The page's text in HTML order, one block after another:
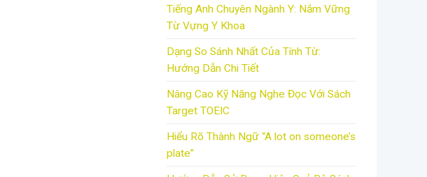
Tiếng Anh Chuyên Ngành Y: Nắm Vững
Từ Vựng Y Khoa
Dạng So Sánh Nhất Của Tính Từ:
Hướng Dẫn Chi Tiết
Nâng Cao Kỹ Năng Nghe Đọc Với Sách
Target TOEIC
Hiểu Rõ Thành Ngữ “A lot on someone’s
plate”